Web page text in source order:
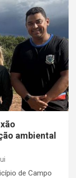
ambiental
de Campo